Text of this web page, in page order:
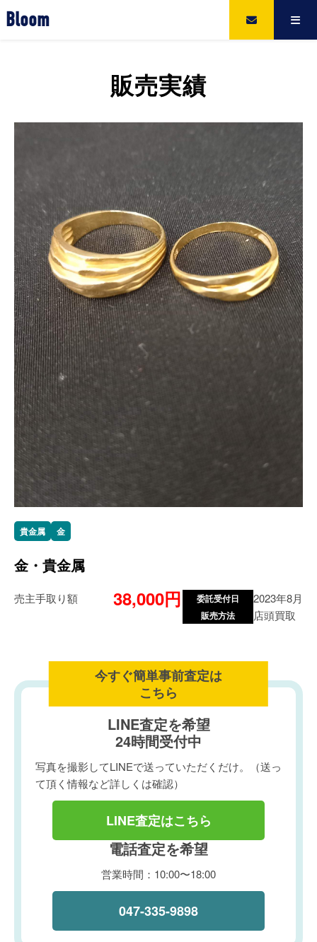
Bloom
販売実績
貴金属 金
金・貴金属
売主手取り額 38,000円 委託受付日 2023年8月
販売方法 店頭買取
今すぐ簡単事前査定は
こちら
LINE査定を希望
24時間受付中
写真を撮影してLINEで送っていただくだけ。（送っ
て頂く情報など詳しくは確認）
LINE査定はこちら
電話査定を希望
営業時間：10:00〜18:00
047-335-9898